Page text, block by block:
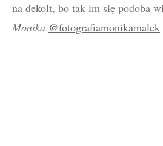
na dekolt, bo tak im się podoba
Monika @fotografiamonikamalek